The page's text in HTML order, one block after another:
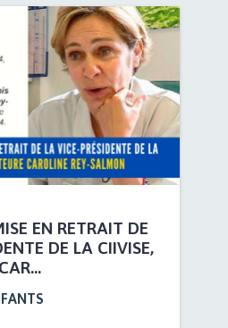
EN RETRAIT DE
DE LA CIIVISE,